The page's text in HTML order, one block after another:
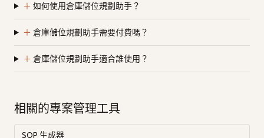
＋ 如何使用倉庫儲位規劃助手？
＋ 倉庫儲位規劃助手需要付費嗎？
＋ 倉庫儲位規劃助手適合誰使用？
相關的專案管理工具
SOP 生成器